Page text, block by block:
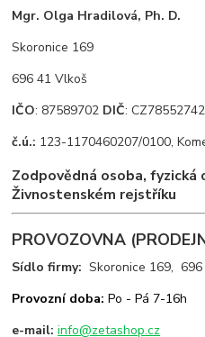
Mgr. Olga Hradilová, Ph. D.
Skoronice 169
696 41 Vlkoš
IČO: 87589702 DIČ:
č.ú.: 123-1170460207/0100,
Zodpovědná osoba, fyzická
Živnostenském rejstříku
PROVOZOVNA
Sídlo firmy:Skoronice 169,
Provozní doba: Po - Pá 7-16h
e-mail:info@zetashop.cz